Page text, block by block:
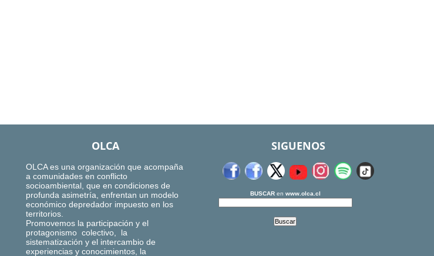
OLCA
OLCA es una organización que acompaña
a comunidades en conflicto
socioambiental, que en condiciones de
profunda asimetría, enfrentan un modelo
económico depredador impuesto en los
territorios.
Promovemos la participación y el
protagonismo colectivo, la
sistematización y el intercambio de
experiencias y conocimientos, la
SIGUENOS
BUSCARen www.olca.cl